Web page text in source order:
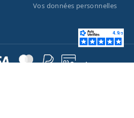
Vos données personnelles